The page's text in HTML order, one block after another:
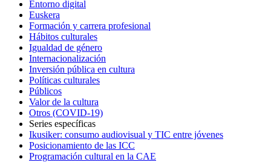
Entorno digital
Euskera
Formación y carrera profesional
Hábitos culturales
Igualdad de género
Internacionalización
Inversión pública en cultura
Políticas culturales
Públicos
Valor de la cultura
Otros (COVID-19)
Series específicas
Ikusiker: consumo audiovisual y TIC entre jóvenes
Posicionamiento de las ICC
Programación cultural en la CAE